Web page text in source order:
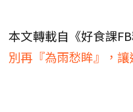
本文轉載自《好食課
別再『為雨愁眸』，